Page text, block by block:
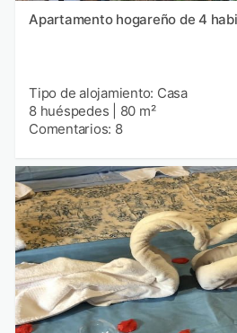
Apartamento hogareño de 4
Tipo de alojamiento: Casa
8 huéspedes
80 m²
Comentarios: 8